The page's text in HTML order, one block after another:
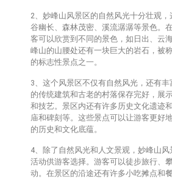
2、妙峰山风景区的自然风光十分壮观
谷幽长、森林茂密、溪流潺潺等景色。
客可以欣赏到不同的景色，如日出、云
峰山的山腰处还有一块巨大的岩石，被
的标志性景点之一。
3、这个风景区不仅有自然风光，还有丰
的传统建筑和古老的村落保存完好，展
和技艺。景区内还有许多历史文化遗迹
庙和碑刻等。这些景点可以让游客更好
的历史和文化底蕴。
4、除了自然风光和人文景观，妙峰山
活动供游客选择。游客可以徒步旅行、
动。在景区的沿途还有许多小吃摊点和